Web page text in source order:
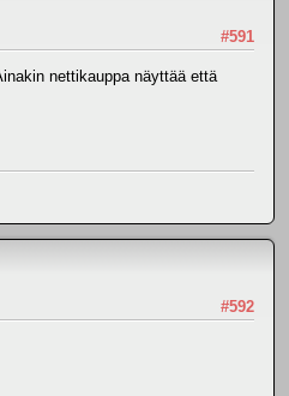
#591
nettikauppa näyttää että
#592